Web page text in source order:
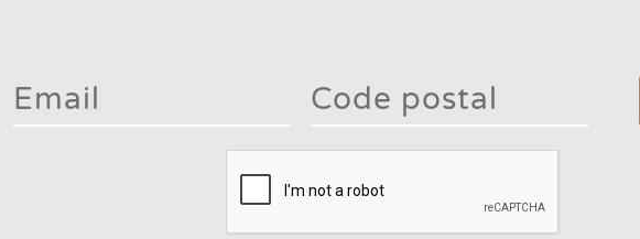
characters for